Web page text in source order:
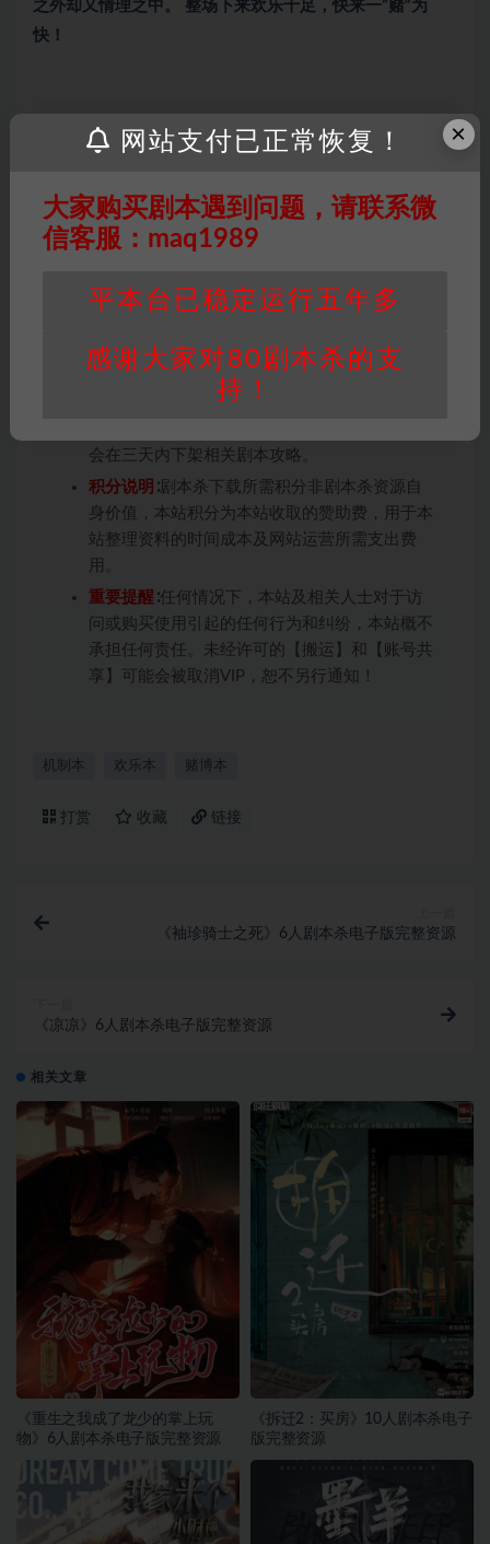
之外却又情理之中。 整场下来欢乐十足，快来一”赌“为
快！
因百度网盘限制，链接有失效的风险，如遇到无
效链接请联系客服补发！！！网盘不限速下载神
免责声明： 本站所有剧本杀资源均为网友分享
投稿+个人整理而来，仅供学习研究使用，请勿
未购买，即代表已阅读本声明，理解并同意受本
版权归属：本站提供的任何剧本杀资源内容的版
权均属于机关版权或权利人。如有侵权，请发邮
件通知并提供相关证实资料至邮箱
会在三天内下架相关剧本攻略。
积分说明 ∶剧本杀下载所需积分非剧本杀资源自
身价值，本站积分为本站收取的赞助费，用于本
站整理资料的时间成本及网站运营所需支出费
用。
重要提醒 ∶任何情况下，本站及相关人士对于访
问或购买使用引起的任何行为和纠纷，本站概不
承担任何责任。未经许可的【搬运】和【账号共
享】可能会被取消VIP，恕不另行通知！
机制本 欢乐本 赌博本
打赏 收藏 链接
《袖珍骑士之死》6人剧本杀电子版完整资源
《凉凉》6人剧本杀电子版完整资源
相关文章
《重生之我成了龙少的掌上玩
物》6人剧本杀电子版完整资源
《拆迁2：买房》10人剧本杀电子
版完整资源
×
网站支付已正常恢复！
大家购买剧本遇到问题，请联系微
信客服：maq1989
平本台已稳定运行五年多
感谢大家对80剧本杀的支
持！